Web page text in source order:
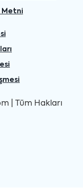
Metni
| Tüm Hakları